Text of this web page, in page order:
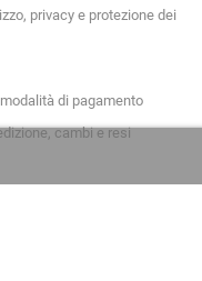
privacy e protezione dei
di pagamento
cambi e resi